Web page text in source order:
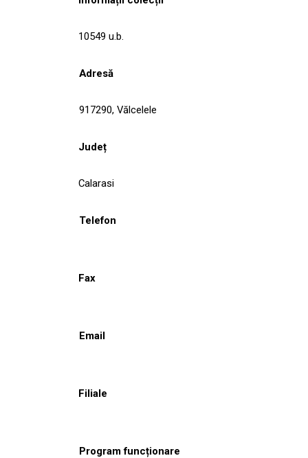
10549 u.b.
Adresă
917290, Vălcelele
Județ
Calarasi
Telefon
Fax
Email
Filiale
Program funcționare